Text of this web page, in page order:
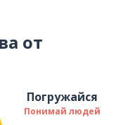
от
Погружайся
Понимай людей